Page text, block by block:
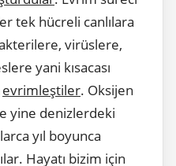
tek hücreli canlılara
virüslere,
yani kısacası
evrimleştiler. Oksijen
yine denizlerdeki
yıl boyunca
Hayatı bizim için